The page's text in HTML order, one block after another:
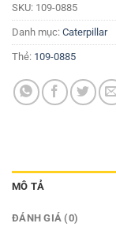
SKU: 109-0885
Danh mục: Caterpillar
Thẻ: 109-0885
MÔ TẢ
ĐÁNH GIÁ (0)